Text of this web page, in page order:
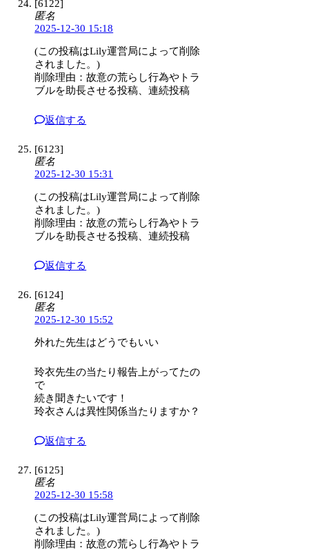
[6122]
匿名
2025-12-30 15:18
(この投稿はLily運営局によって削除
されました。)
削除理由：故意の荒らし行為やトラ
ブルを助長させる投稿、連続投稿
返信する
[6123]
匿名
2025-12-30 15:31
(この投稿はLily運営局によって削除
されました。)
削除理由：故意の荒らし行為やトラ
ブルを助長させる投稿、連続投稿
返信する
[6124]
匿名
2025-12-30 15:52
外れた先生はどうでもいい
玲衣先生の当たり報告上がってたの
で
続き聞きたいです！
玲衣さんは異性関係当たりますか？
返信する
[6125]
匿名
2025-12-30 15:58
(この投稿はLily運営局によって削除
されました。)
削除理由：故意の荒らし行為やトラ